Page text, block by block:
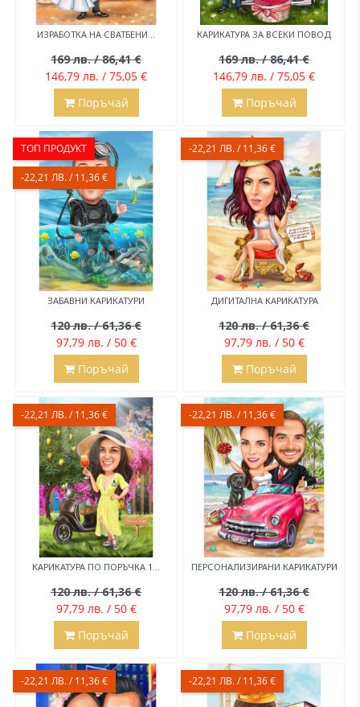
ИЗРАБОТКА НА СВАТБЕНИ...
169 лв. / 86,41 €
146,79 лв. / 75,05 €
Поръчай
КАРИКАТУРА ЗА ВСЕКИ ПОВОД
169 лв. / 86,41 €
146,79 лв. / 75,05 €
Поръчай
ЗАБАВНИ КАРИКАТУРИ
120 лв. / 61,36 €
97,79 лв. / 50 €
ТОП ПРОДУКТ
-22,21 ЛВ. / 11,36 €
Поръчай
ДИГИТАЛНА КАРИКАТУРА
120 лв. / 61,36 €
97,79 лв. / 50 €
-22,21 ЛВ. / 11,36 €
Поръчай
КАРИКАТУРА ПО ПОРЪЧКА 1...
120 лв. / 61,36 €
97,79 лв. / 50 €
-22,21 ЛВ. / 11,36 €
Поръчай
ПЕРСОНАЛИЗИРАНИ КАРИКАТУРИ
120 лв. / 61,36 €
97,79 лв. / 50 €
-22,21 ЛВ. / 11,36 €
Поръчай
-22,21 ЛВ. / 11,36 € -22,21 ЛВ. / 11,36 €